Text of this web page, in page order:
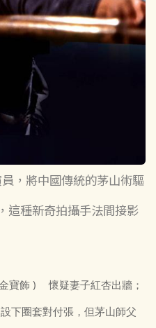
，將中國傳統的茅山術驅
這種新奇拍攝手法間接影
寶飾 ) 懷疑妻子紅杏出牆；
下圈套對付張，但茅山師父